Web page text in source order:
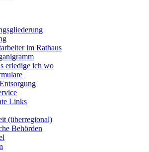
im Rathaus
erledige ich wo
Links
(überregional)
Behörden